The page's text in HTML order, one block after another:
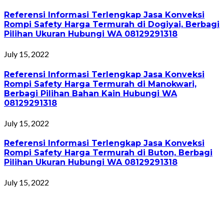
Referensi Informasi Terlengkap Jasa Konveksi
Rompi Safety Harga Termurah di Dogiyai, Berbagi
Pilihan Ukuran Hubungi WA 08129291318
July 15, 2022
Referensi Informasi Terlengkap Jasa Konveksi
Rompi Safety Harga Termurah di Manokwari,
Berbagi Pilihan Bahan Kain Hubungi WA
08129291318
July 15, 2022
Referensi Informasi Terlengkap Jasa Konveksi
Rompi Safety Harga Termurah di Buton, Berbagi
Pilihan Ukuran Hubungi WA 08129291318
July 15, 2022